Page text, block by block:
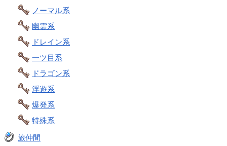
ノーマル系
幽霊系
ドレイン系
一ツ目系
ドラゴン系
浮遊系
爆発系
特殊系
旅仲間